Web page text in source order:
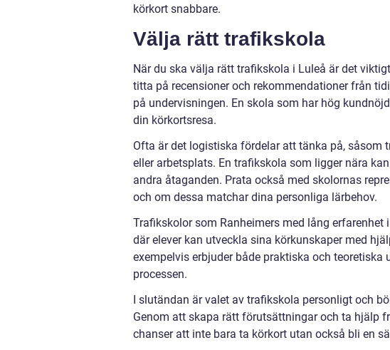
körkort snabbare.
Välja rätt trafikskola
När du ska välja rätt trafikskola i Luleå är det
titta på recensioner och rekommendationer från
på undervisningen. En skola som har hög
din körkortsresa.
Ofta är det logistiska fördelar att tänka på,
eller arbetsplats. En trafikskola som ligger nära
andra åtaganden. Prata också med skolornas
och om dessa matchar dina personliga lärbehov.
Trafikskolor som Ranheimers med lång
där elever kan utveckla sina körkunskaper med
exempelvis erbjuder både praktiska och
processen.
I slutändan är valet av trafikskola personligt och
Genom att skapa rätt förutsättningar och ta hjälp
chanser att inte bara ta körkort utan också bli en